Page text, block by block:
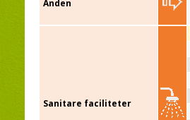
Anden
Sanitare faciliteter